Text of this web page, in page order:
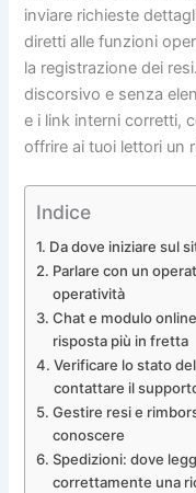
inviare richieste
diretti alle funzioni
la registrazione dei
discorsivo e senza
e i link interni corretti,
offrire ai tuoi lettori un
Indice
Da dove iniziare sul
Parlare con un
operatività
Chat e modulo
risposta più in fretta
Verificare lo stato
contattare il
Gestire resi e
conoscere
Spedizioni: dove
correttamente una